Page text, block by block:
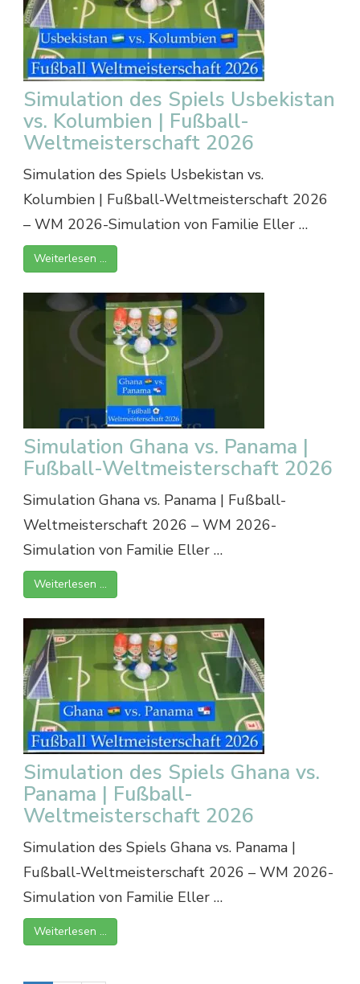
Simulation des Spiels Usbekistan
vs. Kolumbien | Fußball-
Weltmeisterschaft 2026
Simulation des Spiels Usbekistan vs.
Kolumbien | Fußball-Weltmeisterschaft 2026
– WM 2026-Simulation von Familie Eller …
Weiterlesen …
Simulation Ghana vs. Panama |
Fußball-Weltmeisterschaft 2026
Simulation Ghana vs. Panama | Fußball-
Weltmeisterschaft 2026 – WM 2026-
Simulation von Familie Eller …
Weiterlesen …
Simulation des Spiels Ghana vs.
Panama | Fußball-
Weltmeisterschaft 2026
Simulation des Spiels Ghana vs. Panama |
Fußball-Weltmeisterschaft 2026 – WM 2026-
Simulation von Familie Eller …
Weiterlesen …